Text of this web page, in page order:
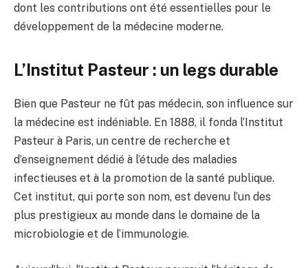
dont les contributions ont été essentielles pour le
développement de la médecine moderne.
L’Institut Pasteur : un legs durable
Bien que Pasteur ne fût pas médecin, son influence sur
la médecine est indéniable. En 1888, il fonda l’Institut
Pasteur à Paris, un centre de recherche et
d’enseignement dédié à l’étude des maladies
infectieuses et à la promotion de la santé publique.
Cet institut, qui porte son nom, est devenu l’un des
plus prestigieux au monde dans le domaine de la
microbiologie et de l’immunologie.